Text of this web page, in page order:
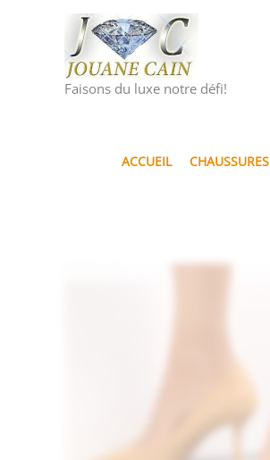
Faisons du luxe notre défi!
ACCUEIL CHAUSSURES